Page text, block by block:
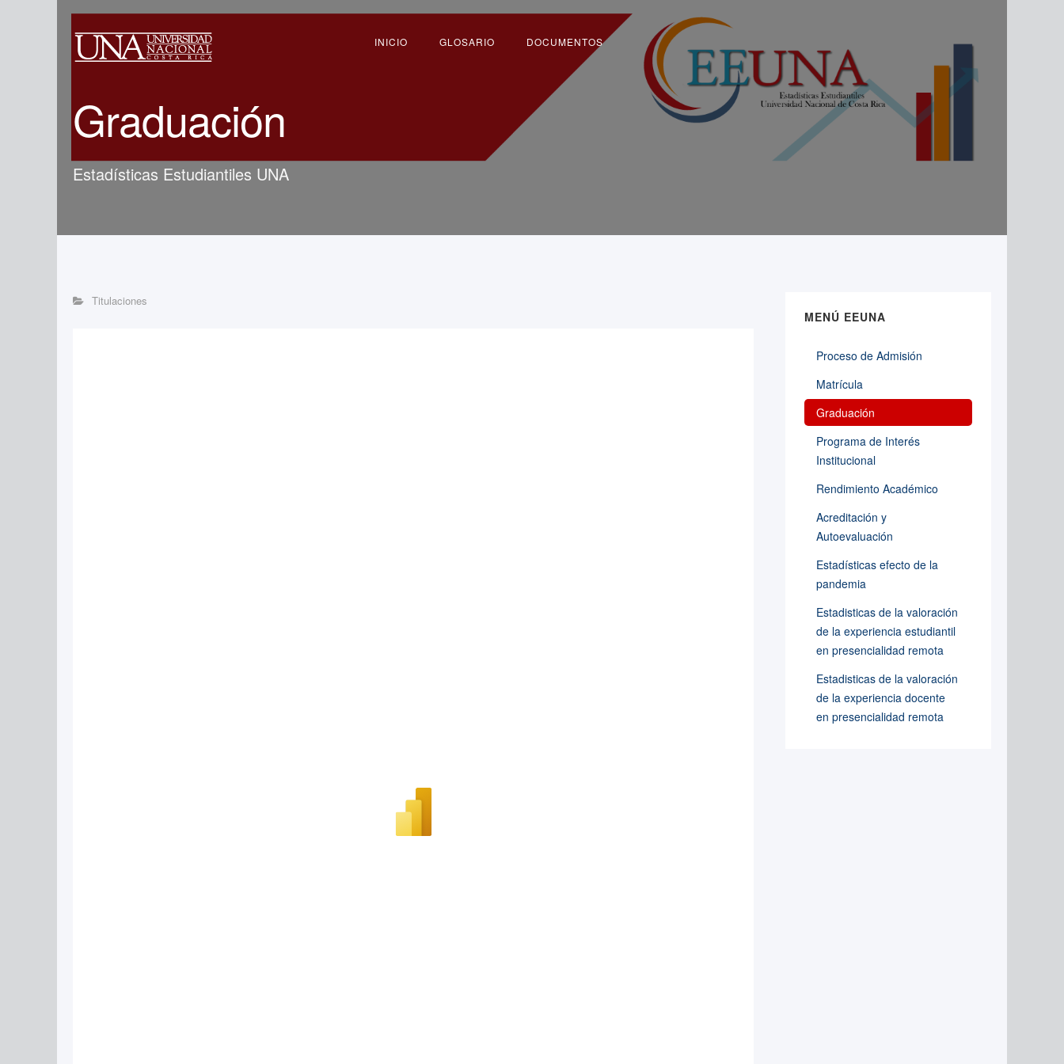
INICIO GLOSARIO DOCUMENTOS
Graduación
Estadísticas Estudiantiles UNA
Titulaciones
MENÚ EEUNA
Proceso de Admisión
Matrícula
Graduación
Programa de Interés
Institucional
Rendimiento Académico
Acreditación y
Autoevaluación
Estadísticas efecto de la
pandemia
Estadisticas de la valoración
de la experiencia estudiantil
en presencialidad remota
Estadisticas de la valoración
de la experiencia docente
en presencialidad remota